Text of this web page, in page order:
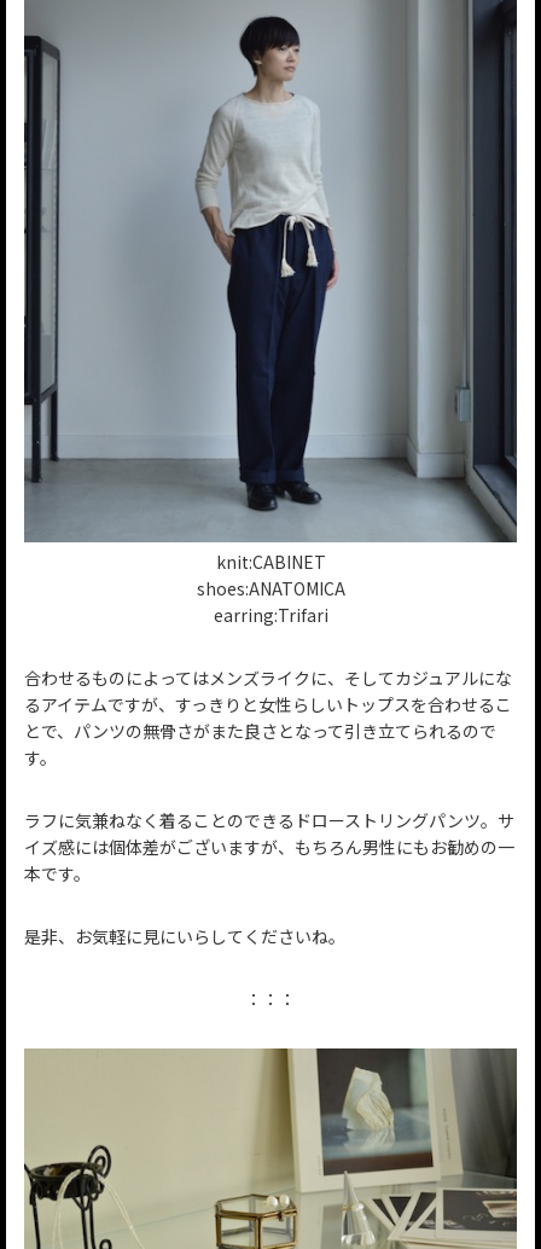
knit:CABINET
shoes:ANATOMICA
earring:Trifari
合わせるものによってはメンズライクに、そしてカジュアルにな
るアイテムですが、すっきりと女性らしいトップスを合わせるこ
とで、パンツの無骨さがまた良さとなって引き立てられるので
す。
ラフに気兼ねなく着ることのできるドローストリングパンツ。サ
イズ感には個体差がございますが、もちろん男性にもお勧めの一
本です。
是非、お気軽に見にいらしてくださいね。
：：：